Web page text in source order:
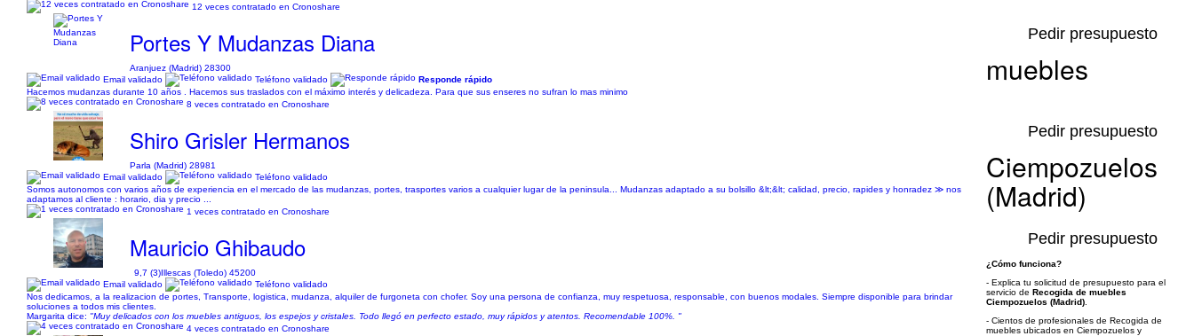
12 veces contratado en Cronoshare
Portes Y Mudanzas Diana
Aranjuez (Madrid) 28300
Email validado
Teléfono validado
Responde rápido
Hacemos mudanzas durante 10 años . Hacemos sus traslados con el máximo interés y delicadeza. Para que sus enseres no sufran lo mas minimo
8 veces contratado en Cronoshare
Pedir presupuesto
Shiro Grisler Hermanos
Parla (Madrid) 28981
Email validado
Teléfono validado
Somos autonomos con varios años de experiencia en el mercado de las mudanzas, portes, trasportes varios a cualquier lugar de la peninsula... Mudanzas adaptado a su bolsillo &lt;&lt; calidad, precio, rapides y honradez ≫ nos
adaptamos al cliente : horario, dia y precio ...
1 veces contratado en Cronoshare
Pedir presupuesto
Mauricio Ghibaudo
9,7 (3)Illescas (Toledo) 45200
Email validado
Teléfono validado
Nos dedicamos, a la realizacion de portes, Transporte, logistica, mudanza, alquiler de furgoneta con chofer. Soy una persona de confianza, muy respetuosa, responsable, con buenos modales. Siempre disponible para brindar
soluciones a todos mis clientes.
Margarita dice: "Muy delicados con los muebles antiguos, los espejos y cristales. Todo llegó en perfecto estado, muy rápidos y atentos. Recomendable 100%. "
4 veces contratado en Cronoshare
Pedir presupuesto
muebles
Ciempozuelos
(Madrid)
¿Cómo funciona?
- Explica tu solicitud de presupuesto para el
servicio de Recogida de muebles
Ciempozuelos (Madrid)
- Cientos de profesionales de Recogida de
muebles ubicados en Ciempozuelos y